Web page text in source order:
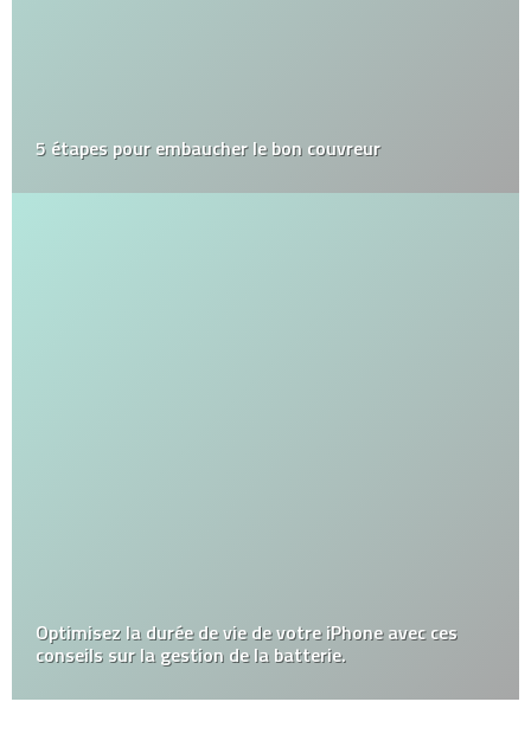
5 étapes pour embaucher le bon couvreur
Optimisez la durée de vie de votre iPhone avec ces
conseils sur la gestion de la batterie.